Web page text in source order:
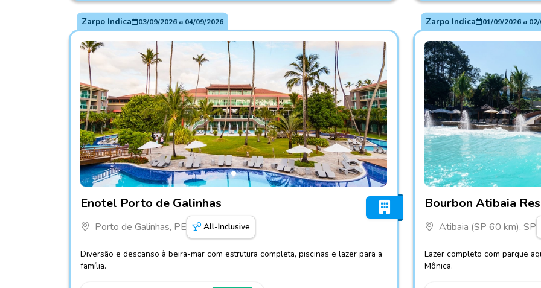
Zarpo Indica 03/09/2026a 04/09/2026
Enotel Porto de Galinhas
Porto de Galinhas, PE All-Inclusive
Diversão e descanso à beira-mar com estrutura completa, piscinas e lazer para a
família.
Zarpo Indica 01/09/2026a
Bourbon Atibaia
Atibaia (SP 60 km), SP
Lazer completo com parque
Mônica.